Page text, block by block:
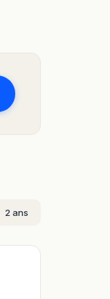
2 ans